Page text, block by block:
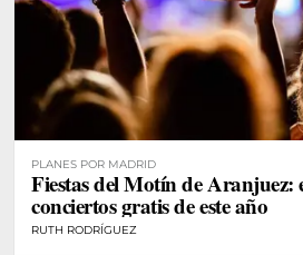
PLANES POR MADRID
Fiestas del Motín de Aranjuez:
conciertos gratis de este año
RUTH RODRÍGUEZ